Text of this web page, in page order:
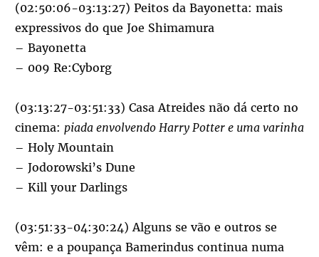
(02:50:06-03:13:27) Peitos da Bayonetta: mais
expressivos do que Joe Shimamura
– Bayonetta
– 009 Re:Cyborg
(03:13:27-03:51:33) Casa Atreides não dá certo no
cinema: piada envolvendo Harry Potter e uma varinha
– Holy Mountain
– Jodorowski’s Dune
– Kill your Darlings
(03:51:33-04:30:24) Alguns se vão e outros se
vêm: e a poupança Bamerindus continua numa